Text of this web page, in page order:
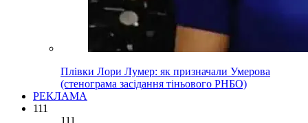
Плівки Лори Лумер: як призначали Умерова
(стенограма засідання тіньового РНБО)
РЕКЛАМА
111
111